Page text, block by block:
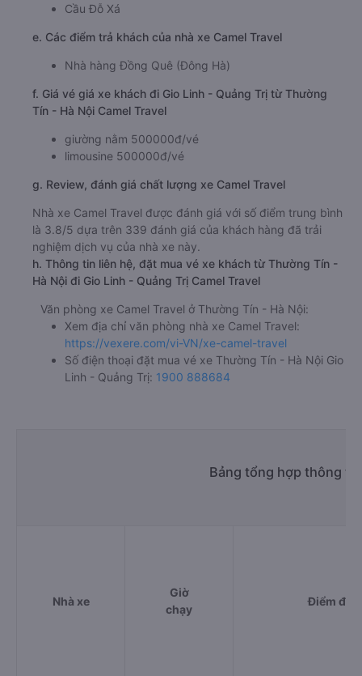
Cầu Đỗ Xá
e. Các điểm trả khách của nhà xe Camel Travel
Nhà hàng Đồng Quê (Đông Hà)
f. Giá vé giá xe khách đi Gio Linh - Quảng Trị từ Thường
Tín - Hà Nội Camel Travel
giường nằm 500000đ/vé
limousine 500000đ/vé
g. Review, đánh giá chất lượng xe Camel Travel
Nhà xe Camel Travel được đánh giá với số điểm trung bình
là 3.8/5 dựa trên 339 đánh giá của khách hàng đã trải
nghiệm dịch vụ của nhà xe này.
h. Thông tin liên hệ, đặt mua vé xe khách từ Thường Tín -
Hà Nội đi Gio Linh - Quảng Trị Camel Travel
Văn phòng xe Camel Travel ở Thường Tín - Hà Nội:
Xem địa chỉ văn phòng nhà xe Camel Travel:
https://vexere.com/vi-VN/xe-camel-travel
Số điện thoại đặt mua vé xe Thường Tín - Hà Nội Gio
Linh - Quảng Trị: 1900 888684
Bảng tổng hợp thông
Nhà xe
Giờ
chạy
Điểm đi